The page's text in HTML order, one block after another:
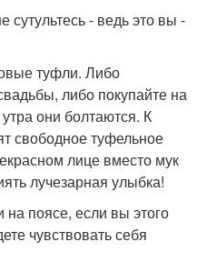
сутультесь - ведь это вы -
туфли. Либо
либо покупайте на
они болтаются. К
свободное туфельное
лице вместо мук
лучезарная улыбка!
на поясе, если вы этого
чувствовать себя